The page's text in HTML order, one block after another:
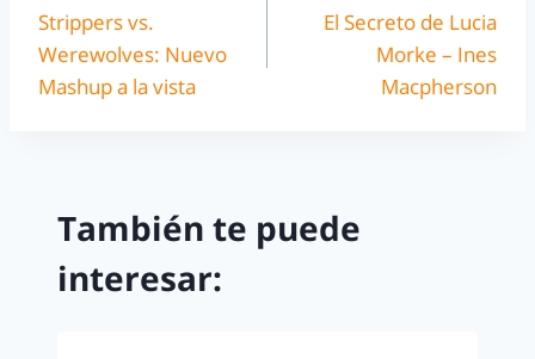
Strippers vs.
Werewolves: Nuevo
Mashup a la vista
El Secreto de Lucia
Morke – Ines
Macpherson
También te puede
interesar: